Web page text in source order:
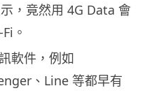
，竟然用 4G Data 會
。
軟件，例如
、Line 等都早有